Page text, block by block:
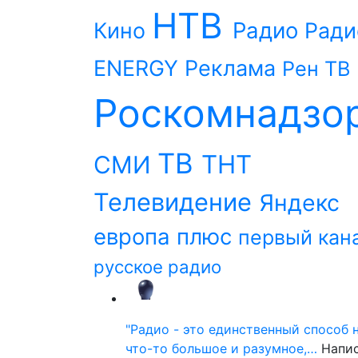
Кино НТВ Радио
ENERGY Реклама Рен ТВ
СМИ ТВ ТНТ
Телевидение Яндекс
европа плюс первый
русское радио
"Радио - это единственный способ
что-то большое и разумное,…